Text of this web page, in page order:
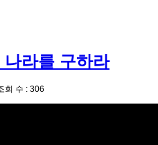
라를 구하라
회 수 : 306